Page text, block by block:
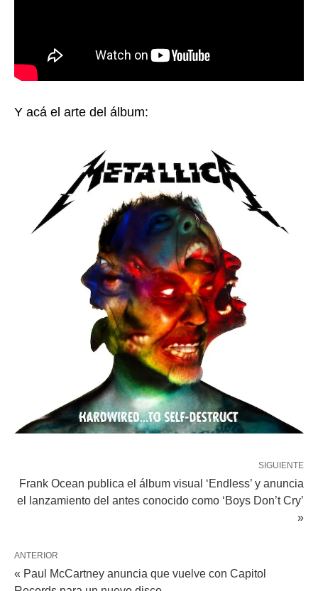
Y acá el arte del álbum:
SIGUIENTE
Frank Ocean publica el álbum visual ‘Endless’ y anuncia
el lanzamiento del antes conocido como ‘Boys Don’t Cry’
»
ANTERIOR
« Paul McCartney anuncia que vuelve con Capitol